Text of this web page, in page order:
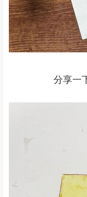
分享一